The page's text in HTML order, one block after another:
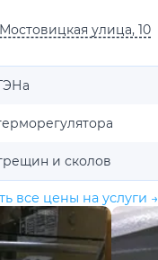
улица, 10
и сколов
все цены на услуги →